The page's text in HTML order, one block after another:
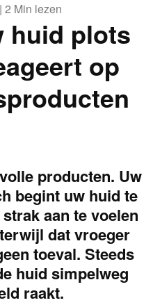
2 Min lezen
huid plots
op
producten. Uw
begint uw huid te
aan te voelen
dat vroeger
toeval. Steeds
huid simpelweg
raakt.